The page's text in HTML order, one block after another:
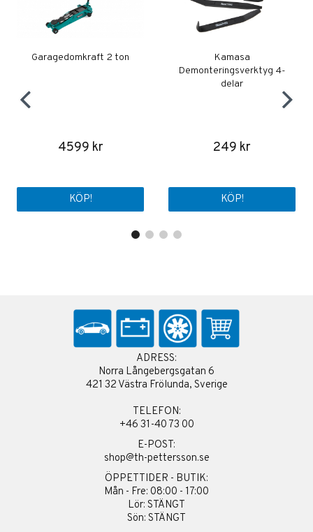
Garagedomkraft 2 ton
4599 kr
KÖP!
Kamasa
Demonteringsverktyg 4-
delar
249 kr
KÖP!
ADRESS:
Norra Långebergsgatan 6
421 32 Västra Frölunda, Sverige
TELEFON:
+46 31-40 73 00
E-POST:
shop@th-pettersson.se
ÖPPETTIDER - BUTIK:
Mån - Fre: 08:00 - 17:00
Lör: STÄNGT
Sön: STÄNGT